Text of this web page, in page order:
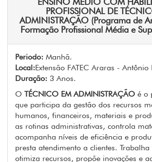
PROFISSIONAL DE
ADMINISTRAÇÃO (Programa de
Formação Profissional Média e
Periodo: Manhã.
Local:Extensão FATEC Araras -
Duração: 3 Anos.
O TÉCNICO EM ADMINISTRAÇÃO é o
que participa da gestão dos recursos
humanos, financeiros, materiais e
as rotinas administrativas, controla
acompanha níveis de eficiência e
presta atendimento a clientes.
otimiza recursos, propõe inovações e